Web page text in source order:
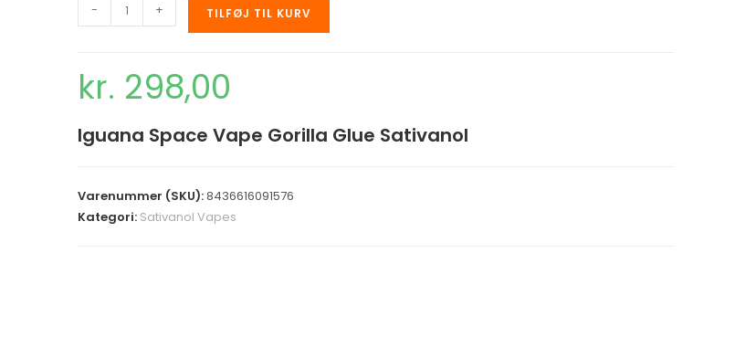
- + TILFØJ TIL KURV
kr. 298,00
Iguana Space Vape Gorilla Glue Sativanol
Varenummer (SKU):8436616091576
Kategori: Sativanol Vapes